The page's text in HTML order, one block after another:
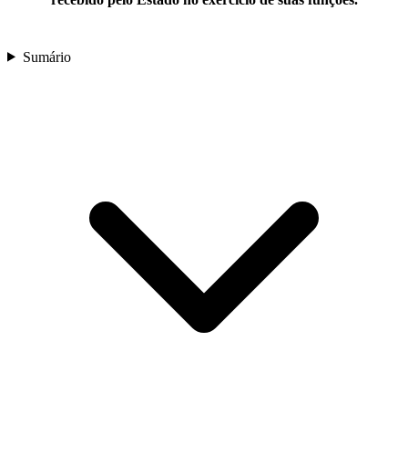
Sumário